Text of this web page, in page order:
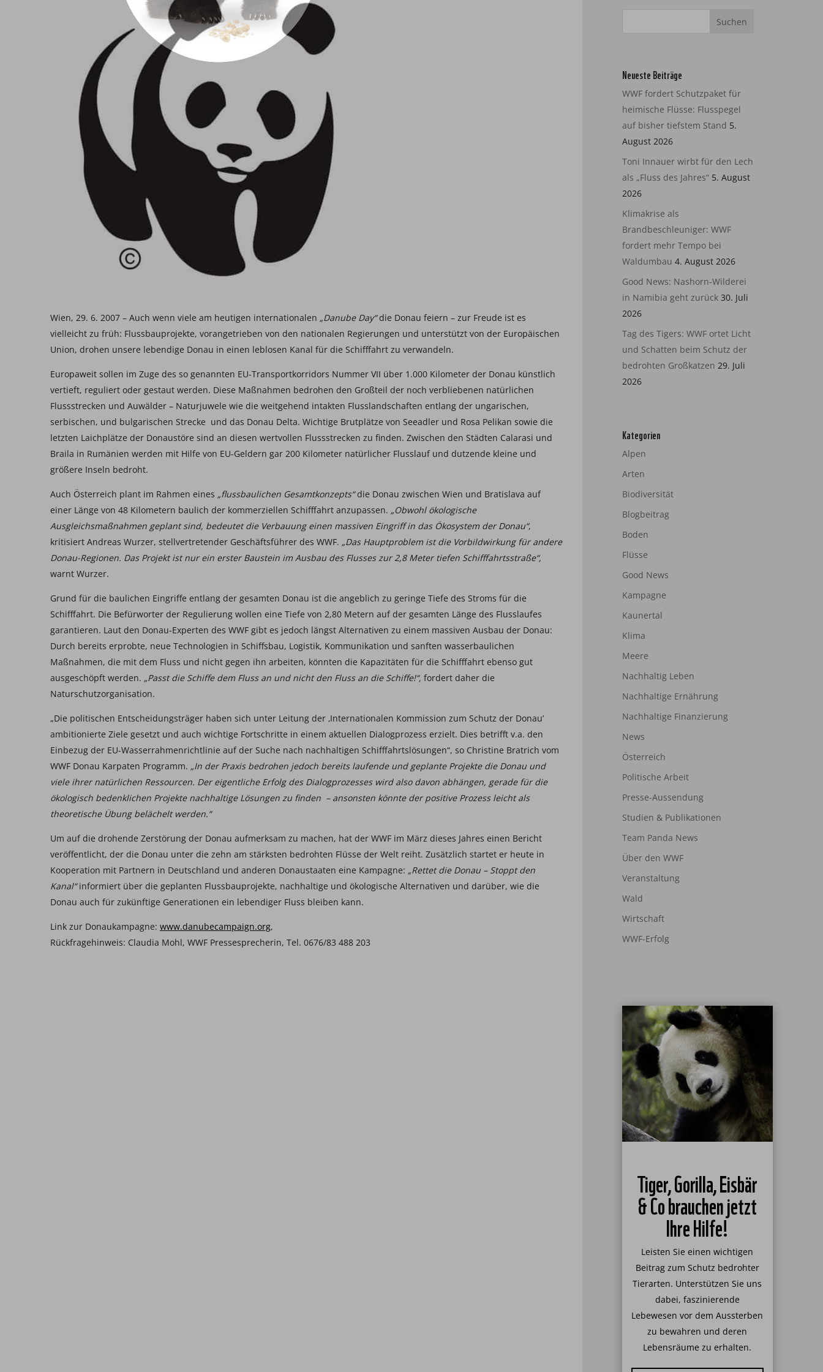
Wien, 29. 6. 2007 – Auch wenn viele am heutigen internationalen „Danube Day“die Donau feiern – zur Freude ist es
vielleicht zu früh: Flussbauprojekte, vorangetrieben von den nationalen Regierungen und unterstützt von der Europäischen
Union, drohen unsere lebendige Donau in einen leblosen Kanal für die Schifffahrt zu verwandeln.
Europaweit sollen im Zuge des so genannten EU-Transportkorridors Nummer VII über 1.000 Kilometer der Donau künstlich
vertieft, reguliert oder gestaut werden. Diese Maßnahmen bedrohen den Großteil der noch verbliebenen natürlichen
Flussstrecken und Auwälder – Naturjuwele wie die weitgehend intakten Flusslandschaften entlang der ungarischen,
serbischen, und bulgarischen Strecke und das Donau Delta. Wichtige Brutplätze von Seeadler und Rosa Pelikan sowie die
letzten Laichplätze der Donaustöre sind an diesen wertvollen Flussstrecken zu finden. Zwischen den Städten Calarasi und
Braila in Rumänien werden mit Hilfe von EU-Geldern gar 200 Kilometer natürlicher Flusslauf und dutzende kleine und
größere Inseln bedroht.
Auch Österreich plant im Rahmen eines „flussbaulichen Gesamtkonzepts“die Donau zwischen Wien und Bratislava auf
einer Länge von 48 Kilometern baulich der kommerziellen Schifffahrt anzupassen. „Obwohl ökologische
Ausgleichsmaßnahmen geplant sind, bedeutet die Verbauung einen massiven Eingriff in das Ökosystem der Donau“,
kritisiert Andreas Wurzer, stellvertretender Geschäftsführer des WWF. „Das Hauptproblem ist die Vorbildwirkung für andere
Donau-Regionen. Das Projekt ist nur ein erster Baustein im Ausbau des Flusses zur 2,8 Meter tiefen Schifffahrtsstraße“,
warnt Wurzer.
Grund für die baulichen Eingriffe entlang der gesamten Donau ist die angeblich zu geringe Tiefe des Stroms für die
Schifffahrt. Die Befürworter der Regulierung wollen eine Tiefe von 2,80 Metern auf der gesamten Länge des Flusslaufes
garantieren. Laut den Donau-Experten des WWF gibt es jedoch längst Alternativen zu einem massiven Ausbau der Donau:
Durch bereits erprobte, neue Technologien in Schiffsbau, Logistik, Kommunikation und sanften wasserbaulichen
Maßnahmen, die mit dem Fluss und nicht gegen ihn arbeiten, könnten die Kapazitäten für die Schifffahrt ebenso gut
ausgeschöpft werden. „Passt die Schiffe dem Fluss an und nicht den Fluss an die Schiffe!“, fordert daher die
Naturschutzorganisation.
„Die politischen Entscheidungsträger haben sich unter Leitung der ‚Internationalen Kommission zum Schutz der Donau’
ambitionierte Ziele gesetzt und auch wichtige Fortschritte in einem aktuellen Dialogprozess erzielt. Dies betrifft v.a. den
Einbezug der EU-Wasserrahmenrichtlinie auf der Suche nach nachhaltigen Schifffahrtslösungen“, so Christine Bratrich vom
WWF Donau Karpaten Programm. „In der Praxis bedrohen jedoch bereits laufende und geplante Projekte die Donau und
viele ihrer natürlichen Ressourcen. Der eigentliche Erfolg des Dialogprozesses wird also davon abhängen, gerade für die
ökologisch bedenklichen Projekte nachhaltige Lösungen zu finden – ansonsten könnte der positive Prozess leicht als
theoretische Übung belächelt werden.“
Um auf die drohende Zerstörung der Donau aufmerksam zu machen, hat der WWF im März dieses Jahres einen Bericht
veröffentlicht, der die Donau unter die zehn am stärksten bedrohten Flüsse der Welt reiht. Zusätzlich startet er heute in
Kooperation mit Partnern in Deutschland und anderen Donaustaaten eine Kampagne: „Rettet die Donau – Stoppt den
Kanal“informiert über die geplanten Flussbauprojekte, nachhaltige und ökologische Alternativen und darüber, wie die
Donau auch für zukünftige Generationen ein lebendiger Fluss bleiben kann.
Link zur Donaukampagne: www.danubecampaign.org,
Rückfragehinweis: Claudia Mohl, WWF Pressesprecherin, Tel. 0676/83 488 203
Neueste Beiträge
WWF fordert Schutzpaket für
heimische Flüsse: Flusspegel
auf bisher tiefstem Stand 5.
August 2026
Toni Innauer wirbt für den Lech
als „Fluss des Jahres“ 5. August
2026
Klimakrise als
Brandbeschleuniger: WWF
fordert mehr Tempo bei
Waldumbau 4. August 2026
Good News: Nashorn-Wilderei
in Namibia geht zurück 30. Juli
2026
Tag des Tigers: WWF ortet Licht
und Schatten beim Schutz der
bedrohten Großkatzen 29. Juli
2026
Kategorien
Alpen
Arten
Biodiversität
Blogbeitrag
Boden
Flüsse
Good News
Kampagne
Kaunertal
Klima
Meere
Nachhaltig Leben
Nachhaltige Ernährung
Nachhaltige Finanzierung
News
Österreich
Politische Arbeit
Presse-Aussendung
Studien & Publikationen
Team Panda News
Über den WWF
Veranstaltung
Wald
Wirtschaft
WWF-Erfolg
Tiger, Gorilla, Eisbär
& Co brauchen jetzt
Ihre Hilfe!
Leisten Sie einen wichtigen
Beitrag zum Schutz bedrohter
Tierarten. Unterstützen Sie uns
dabei, faszinierende
Lebewesen vor dem Aussterben
zu bewahren und deren
Lebensräume zu erhalten.